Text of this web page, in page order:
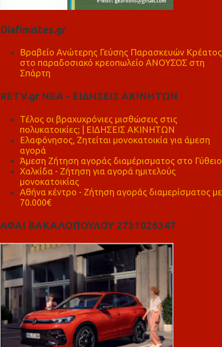
Diafimistes.gr
Βραβείο Ανώτερης Γεύσης Παρασκευών Κρέατος
στο παραδοσιακό κρεοπωλείο ΑΝΟΥΣΟΣ στη
Σπάρτη
RETV.gr ΝΕΑ - ΕΙΔΗΣΕΙΣ ΑΚΙΝΗΤΩΝ
Τέλος οι βραχυχρόνιες μισθώσεις στις
πολυκατοικίες; | ΕΙΔΗΣΕΙΣ ΑΚΙΝΗΤΩΝ
Ελαφόνησος, Ζητείται μονοκατοικία για άμεση
αγορά
Άμεση Ζήτηση αγοράς διαμέρισματος στο Γύθειο
Χαλκίδα - Ζήτηση για αγορά ημιτελούς
μονοκατοικίας
Αθήνα κέντρο - Ζήτηση αγοράς διαμερίσματος με
70.000€
ΑΦΑΙ ΒΑΚΑΛΟΠΟΥΛΟΥ 2731026347